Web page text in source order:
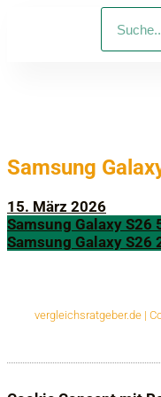
Samsung
15. März 2026
Samsung Galaxy S26
Samsung Galaxy S26
vergleichsratgeber.de |